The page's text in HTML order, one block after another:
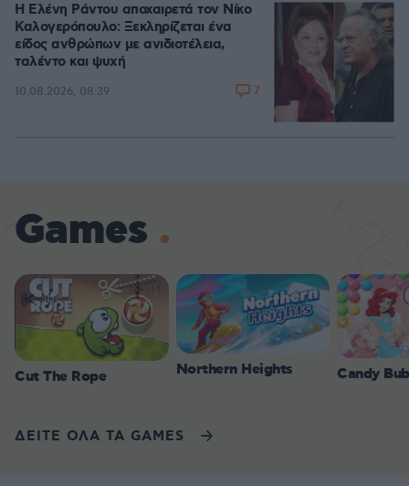
Η Ελένη Ράντου αποχαιρετά τον Νίκο
Καλογερόπουλο: Ξεκληρίζεται ένα
είδος ανθρώπων με ανιδιοτέλεια,
ταλέντο και ψυχή
10.08.2026, 08:39 7
Games
Cut The Rope Northern Heights Candy
ΔΕΙΤΕ ΟΛΑ ΤΑ GAMES